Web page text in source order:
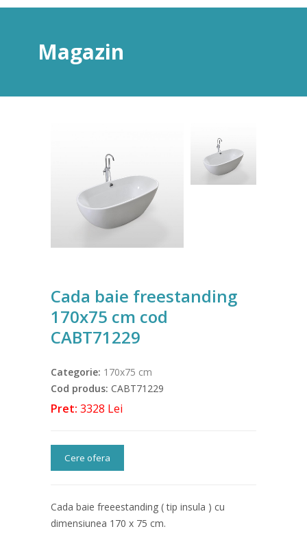
Magazin
Cada baie freestanding
170x75 cm cod
CABT71229
Categorie: 170x75 cm
Cod produs: CABT71229
Pret: 3328 Lei
Cere ofera
Cada baie freeestanding ( tip insula ) cu
dimensiunea 170 x 75 cm.